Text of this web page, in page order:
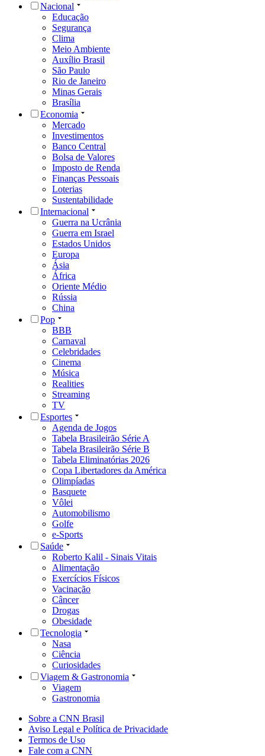
Nacional
Educação
Segurança
Clima
Meio Ambiente
Auxílio Brasil
São Paulo
Rio de Janeiro
Minas Gerais
Brasília
Economia
Mercado
Investimentos
Banco Central
Bolsa de Valores
Imposto de Renda
Finanças Pessoais
Loterias
Sustentabilidade
Internacional
Guerra na Ucrânia
Guerra em Israel
Estados Unidos
Europa
Ásia
África
Oriente Médio
Rússia
China
Pop
BBB
Carnaval
Celebridades
Cinema
Música
Realities
Streaming
TV
Esportes
Agenda de Jogos
Tabela Brasileirão Série A
Tabela Brasileirão Série B
Tabela Eliminatórias 2026
Copa Libertadores da América
Olimpíadas
Basquete
Vôlei
Automobilismo
Golfe
e-Sports
Saúde
Roberto Kalil - Sinais Vitais
Alimentação
Exercícios Físicos
Vacinação
Câncer
Drogas
Obesidade
Tecnologia
Nasa
Ciência
Curiosidades
Viagem & Gastronomia
Viagem
Gastronomia
Sobre a CNN Brasil
Aviso Legal e Política de Privacidade
Termos de Uso
Fale com a CNN